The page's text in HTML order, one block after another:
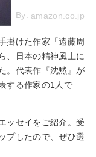
By: amazon.co.jp
掛けた作家「遠藤周
、日本の精神風土に
。代表作『沈黙』が
する作家の1人で
ッセイをご紹介。受
プしたので、ぜひ選